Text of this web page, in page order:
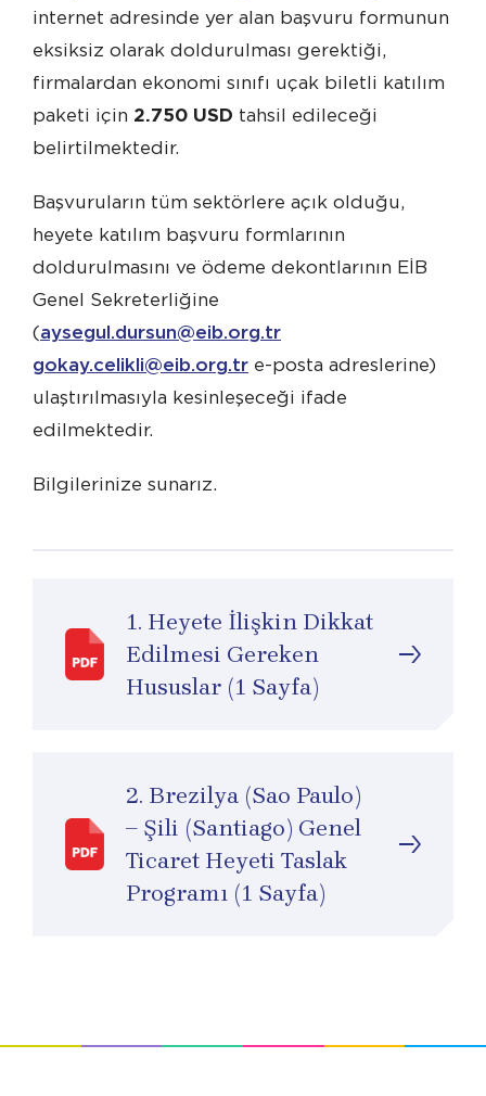
internet adresinde yer alan başvuru formunun
eksiksiz olarak doldurulması gerektiği,
firmalardan ekonomi sınıfı uçak biletli katılım
paketi için 2.750 USD tahsil edileceği
belirtilmektedir.
Başvuruların tüm sektörlere açık olduğu,
heyete katılım başvuru formlarının
doldurulmasını ve ödeme dekontlarının EİB
Genel Sekreterliğine
(aysegul.dursun@eib.org.tr
gokay.celikli@eib.org.tr e-posta adreslerine)
ulaştırılmasıyla kesinleşeceği ifade
edilmektedir.
Bilgilerinize sunarız.
1. Heyete İlişkin Dikkat
Edilmesi Gereken
Hususlar (1 Sayfa)
2. Brezilya (Sao Paulo)
– Şili (Santiago) Genel
Ticaret Heyeti Taslak
Programı (1 Sayfa)